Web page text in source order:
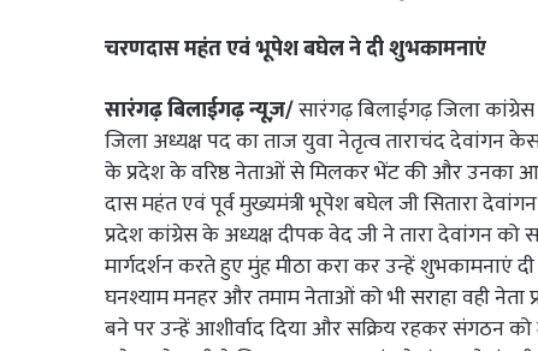
चरणदास महंत एवं भूपेश बघेल ने दी शुभकामनाएं
सारंगढ़ बिलाईगढ़ न्यूज़/सारंगढ़ बिलाईगढ़ जिला
जिला अध्यक्ष पद का ताज युवा नेतृत्व ताराचंद देवांगन
के प्रदेश के वरिष्ठ नेताओं से मिलकर भेंट की और उनका
दास महंत एवं पूर्व मुख्यमंत्री भूपेश बघेल जी सितारा
प्रदेश कांग्रेस के अध्यक्ष दीपक वेद जी ने तारा
मार्गदर्शन करते हुए मुंह मीठा करा कर उन्हें शुभकामनाएं
घनश्याम मनहर और तमाम नेताओं को भी सराहा वही नेता
बने पर उन्हें आशीर्वाद दिया और सक्रिय रहकर संगठन